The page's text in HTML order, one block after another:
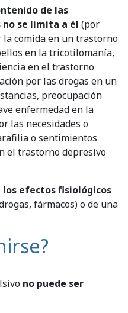
de las
no se limita a él (por
comida en un trastorno
en la tricotilomanía,
en el trastorno
por las drogas en un
preocupación
enfermedad en la
las necesidades o
o sentimientos
el trastorno depresivo
los efectos fisiológicos
fármacos) o de una
no puede ser